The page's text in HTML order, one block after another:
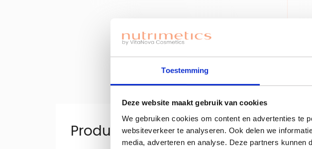
Toestemming
Deze website maakt gebruik van cookies
We gebruiken cookies om content en advertenties te
websiteverkeer te analyseren. Ook delen we
media, adverteren en analyse. Deze partners kunnen
Productinformatie "NC Precision